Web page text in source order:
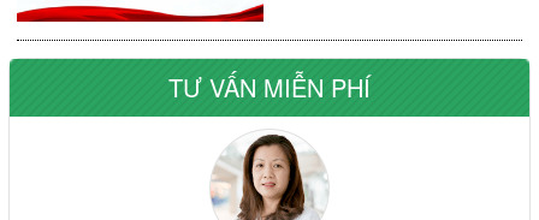
TƯ VẤN MIỄN PHÍ